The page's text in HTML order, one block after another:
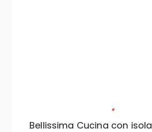
"
Bellissima Cucina con